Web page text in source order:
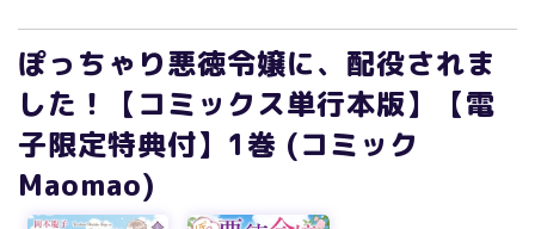
ぽっちゃり悪徳令嬢に、配役されま
した！【コミックス単行本版】【電
子限定特典付】1巻 (コミック
Maomao)